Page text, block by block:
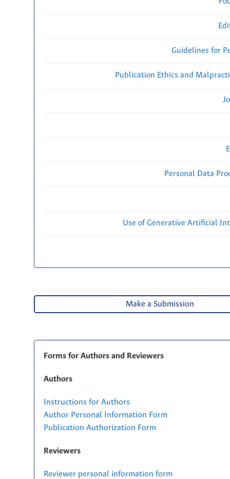
Guidelines for
Publication Ethics and
Personal Data
Use of Generative Artificial
Make a Submission
Forms for Authors and Reviewers
Authors
Instructions for Authors
Author Personal Information Form
Publication Authorization Form
Reviewers
Reviewer personal information form